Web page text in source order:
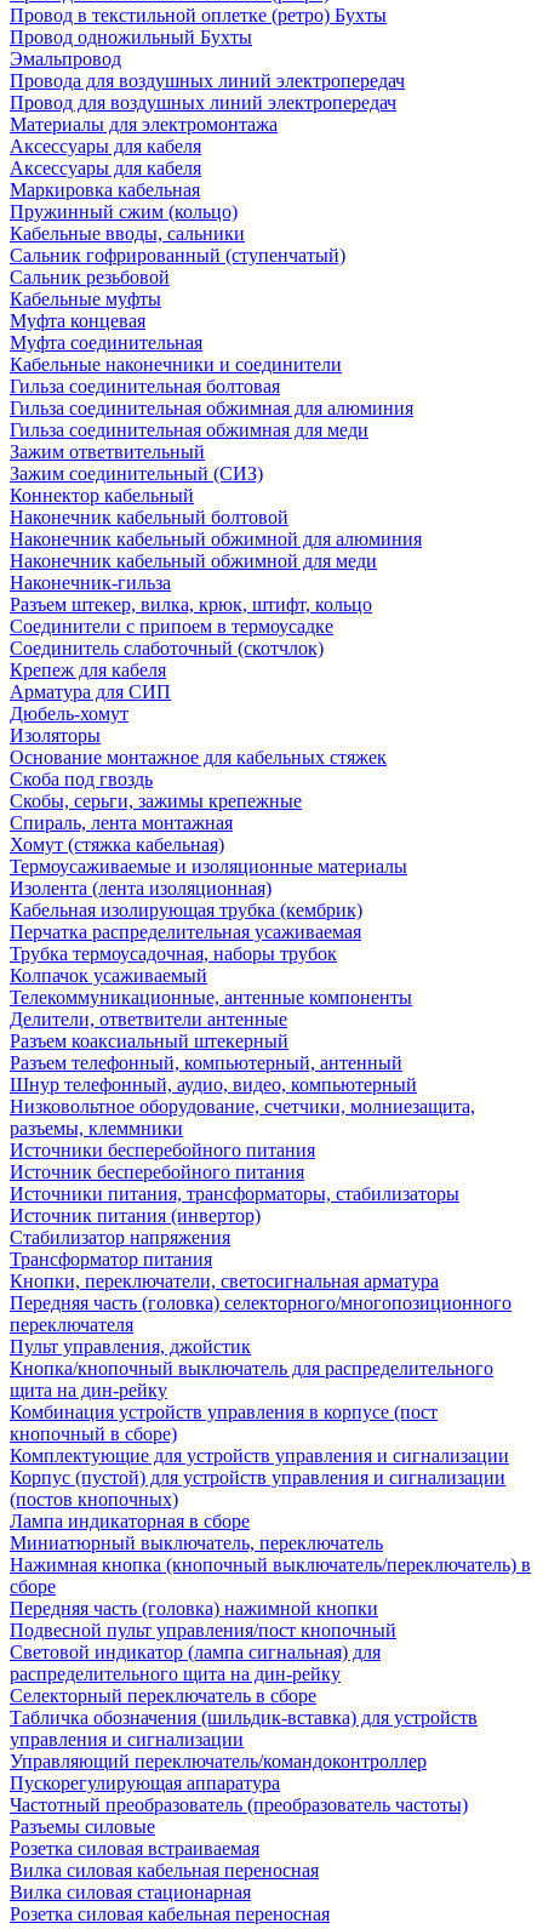
Провод в текстильной оплетке (ретро) Бухты
Провод одножильный Бухты
Эмальпровод
Провода для воздушных линий электропередач
Провод для воздушных линий электропередач
Материалы для электромонтажа
Аксессуары для кабеля
Аксессуары для кабеля
Маркировка кабельная
Пружинный сжим (кольцо)
Кабельные вводы, сальники
Сальник гофрированный (ступенчатый)
Сальник резьбовой
Кабельные муфты
Муфта концевая
Муфта соединительная
Кабельные наконечники и соединители
Гильза соединительная болтовая
Гильза соединительная обжимная для алюминия
Гильза соединительная обжимная для меди
Зажим ответвительный
Зажим соединительный (СИЗ)
Коннектор кабельный
Наконечник кабельный болтовой
Наконечник кабельный обжимной для алюминия
Наконечник кабельный обжимной для меди
Наконечник-гильза
Разъем штекер, вилка, крюк, штифт, кольцо
Соединители с припоем в термоусадке
Соединитель слаботочный (скотчлок)
Крепеж для кабеля
Арматура для СИП
Дюбель-хомут
Изоляторы
Основание монтажное для кабельных стяжек
Скоба под гвоздь
Скобы, серьги, зажимы крепежные
Спираль, лента монтажная
Хомут (стяжка кабельная)
Термоусаживаемые и изоляционные материалы
Изолента (лента изоляционная)
Кабельная изолирующая трубка (кембрик)
Перчатка распределительная усаживаемая
Трубка термоусадочная, наборы трубок
Колпачок усаживаемый
Телекоммуникационные, антенные компоненты
Делители, ответвители антенные
Разъем коаксиальный штекерный
Разъем телефонный, компьютерный, антенный
Шнур телефонный, аудио, видео, компьютерный
Низковольтное оборудование, счетчики, молниезащита,
разъемы, клеммники
Источники бесперебойного питания
Источник бесперебойного питания
Источники питания, трансформаторы, стабилизаторы
Источник питания (инвертор)
Стабилизатор напряжения
Трансформатор питания
Кнопки, переключатели, светосигнальная арматура
Передняя часть (головка) селекторного/многопозиционного
переключателя
Пульт управления, джойстик
Кнопка/кнопочный выключатель для распределительного
щита на дин-рейку
Комбинация устройств управления в корпусе (пост
кнопочный в сборе)
Комплектующие для устройств управления и сигнализации
Корпус (пустой) для устройств управления и сигнализации
(постов кнопочных)
Лампа индикаторная в сборе
Миниатюрный выключатель, переключатель
Нажимная кнопка (кнопочный выключатель/переключатель) в
сборе
Передняя часть (головка) нажимной кнопки
Подвесной пульт управления/пост кнопочный
Световой индикатор (лампа сигнальная) для
распределительного щита на дин-рейку
Селекторный переключатель в сборе
Табличка обозначения (шильдик-вставка) для устройств
управления и сигнализации
Управляющий переключатель/командоконтроллер
Пускорегулирующая аппаратура
Частотный преобразователь (преобразователь частоты)
Разъемы силовые
Розетка силовая встраиваемая
Вилка силовая кабельная переносная
Вилка силовая стационарная
Розетка силовая кабельная переносная